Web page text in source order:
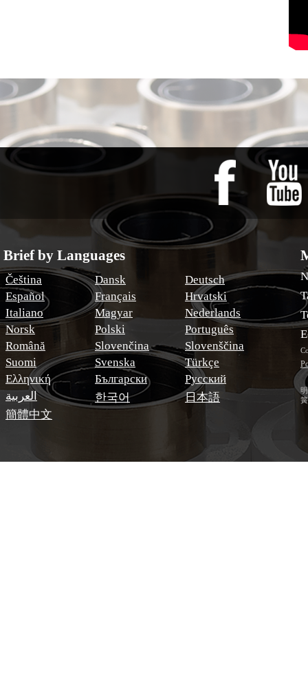
Brief by Languages
Čeština
Español
Italiano
Norsk
Română
Suomi
Ελληνική
العربية
簡體中文
Dansk
Français
Magyar
Polski
Slovenčina
Svenska
Български
한국어
Deutsch
Hrvatski
Nederlands
Português
Slovenščina
Türkçe
Русский
日本語